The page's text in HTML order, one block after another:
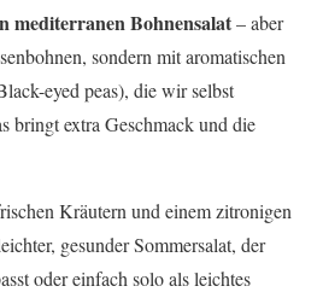
mediterranen Bohnensalat– aber
sondern mit aromatischen
eyed peas), die wir selbst
bringt extra Geschmack und die
Kräutern und einem zitronigen
gesunder Sommersalat, der
oder einfach solo als leichtes